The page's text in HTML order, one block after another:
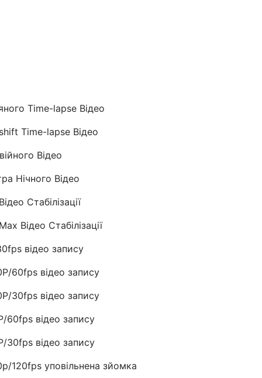
Time-lapse Відео
Time-lapse Відео
Відео
Нічного Відео
Стабілізації
Відео Стабілізації
відео запису
60fps відео запису
30fps відео запису
60fps відео запису
30fps відео запису
120fps уповільнена зйомка